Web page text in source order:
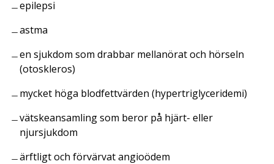
epilepsi
astma
en sjukdom som drabbar mellanörat och hörseln
(otoskleros)
mycket höga blodfettvärden (hypertriglyceridemi)
vätskeansamling som beror på hjärt- eller
njursjukdom
ärftligt och förvärvat angioödem